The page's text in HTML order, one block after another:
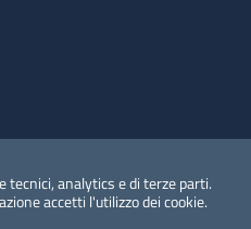
tecnici, analytics e di terze parti.
accetti l'utilizzo dei cookie.
del dato personale